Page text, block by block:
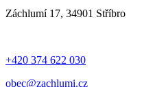
Záchlumí 17, 34901 Stříbro
+420 374 622 030
obec@zachlumi.cz